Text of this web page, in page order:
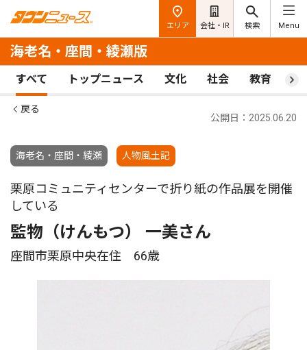
エリア 会社・IR 検索 Menu
海老名・座間・綾瀬版
すべて トップニュース 文化 社会 教育 ス
戻る
海老名・座間・綾瀬 人物風土記
公開日：2025.06.20
栗原コミュニティセンターで折り紙の作品展を開催
している
監物（けんもつ） 一美さん
座間市栗原中央在住 66歳